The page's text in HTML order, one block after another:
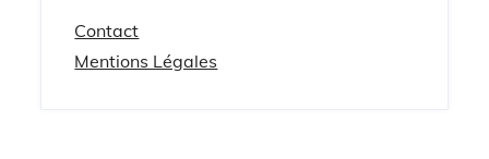
Contact
Mentions Légales